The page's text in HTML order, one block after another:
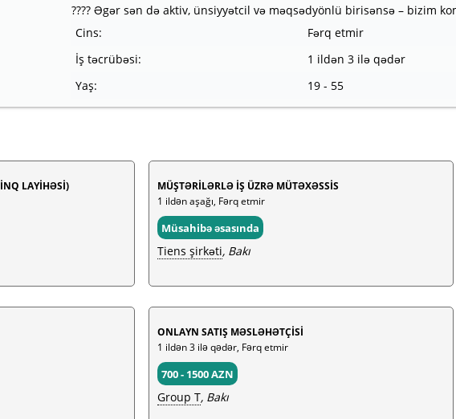
???? Əgər sən də aktiv, ünsiyyətcil və məqsədyönlü birisənsə – bizim
Cins:
Fərq etmir
İş təcrübəsi:
1 ildən 3 ilə qədər
Yaş:
19 - 55
LAYİHƏSİ)
MÜŞTƏRİLƏRLƏ İŞ ÜZRƏ MÜTƏXƏSSİS
1 ildən aşağı, Fərq etmir
Müsahibə əsasında
Tiens şirkəti, Bakı
ONLAYN SATIŞ MƏSLƏHƏTÇİSİ
1 ildən 3 ilə qədər, Fərq etmir
700 - 1500 AZN
Group T, Bakı